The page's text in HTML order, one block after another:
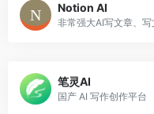
Notion AI
非常强大AI写文章、
笔灵AI
国产 AI 写作创作平台